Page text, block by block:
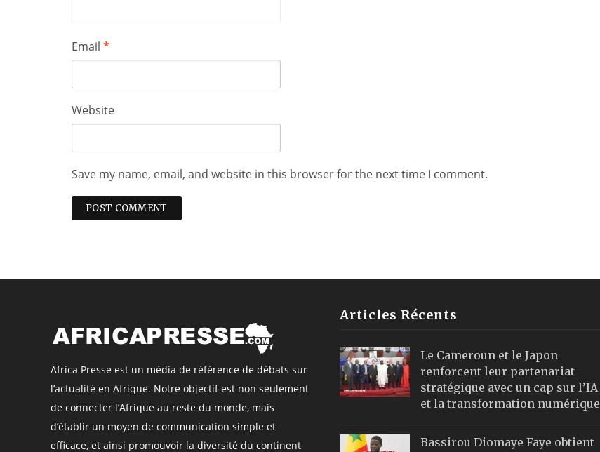
Email *
Website
Save my name, email, and website in this browser for the next time I comment.
Africa Presse est un média de référence de débats sur
l’actualité en Afrique. Notre objectif est non seulement
de connecter l’Afrique au reste du monde, mais
d’établir un moyen de communication simple et
efficace, et ainsi promouvoir la diversité du continent
Articles Récents
Le Cameroun et le Japon
renforcent leur partenariat
stratégique avec un cap sur l’IA
et la transformation numérique
Bassirou Diomaye Faye obtient